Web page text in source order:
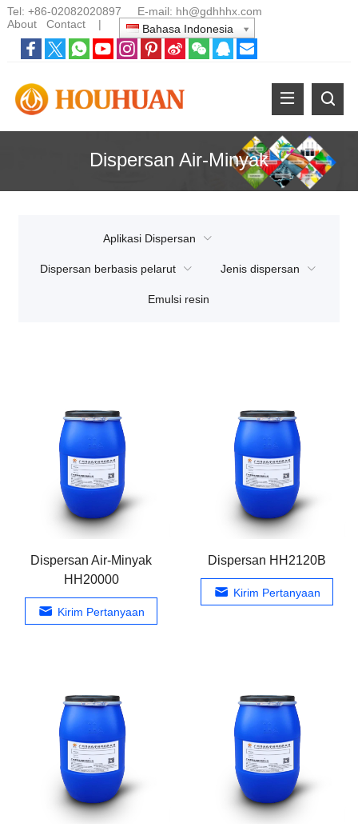
Tel: +86-02082020897 E-mail: hh@gdhhhx.com
About
Contact| Bahasa Indonesia
Dispersan Air-Minyak
Aplikasi Dispersan
Dispersan berbasis pelarut Jenis dispersan
Emulsi resin
Dispersan Air-Minyak
HH20000
Kirim Pertanyaan
Dispersan HH2120B
Kirim Pertanyaan